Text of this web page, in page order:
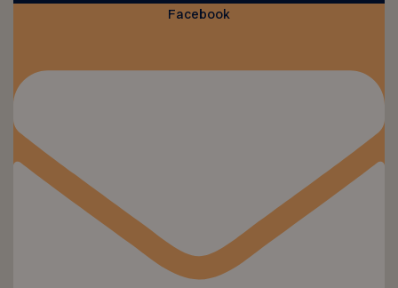
Facebook